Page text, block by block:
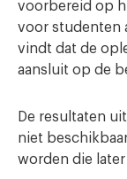
voorbereid op
voor studenten
vindt dat de
aansluit op de
De resultaten
niet
worden die